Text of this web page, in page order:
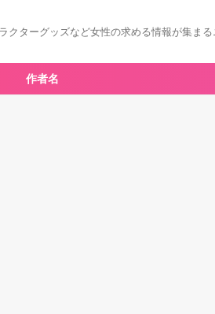
クターグッズなど女性の求める情報が集まる
作者名